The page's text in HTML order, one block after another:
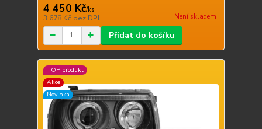
4 450 Kč/ks
3 678 Kč bez DPH Není skladem
Přidat do košíku
TOP produkt
Akce
Novinka